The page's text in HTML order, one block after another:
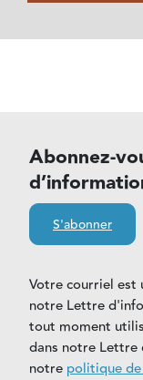
Abonnez-
S'abonner
Votre courriel est
notre Lettre
tout moment
dans notre Lettre
notre politique